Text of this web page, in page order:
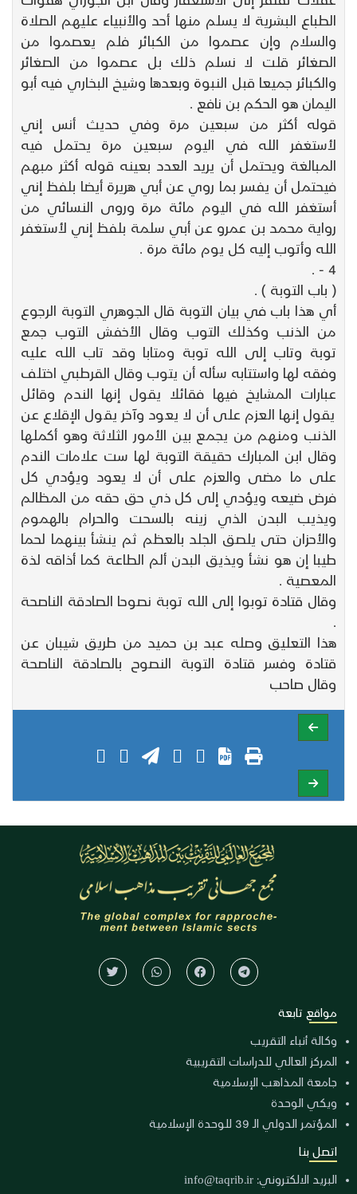
الطباع البشرية لا يسلم منها أحد والأنبياء عليهم الصلاة
والسلام وإن عصموا من الكبائر فلم يعصموا من
الصغائر قلت لا نسلم ذلك بل عصموا من الصغائر
والكبائر جميعا قبل النبوة وبعدها وشيخ البخاري فيه أبو
اليمان هو الحكم بن نافع .
قوله أكثر من سبعين مرة وفي حديث أنس إني
لأستغفر الله في اليوم سبعين مرة يحتمل فيه
المبالغة ويحتمل أن يريد العدد بعينه قوله أكثر مبهم
فيحتمل أن يفسر بما روي عن أبي هريرة أيضا بلفظ إني
أستغفر الله في اليوم مائة مرة وروى النسائي من
رواية محمد بن عمرو عن أبي سلمة بلفظ إني لأستغفر
الله وأتوب إليه كل يوم مائة مرة .
4 - .
( باب التوبة ) .
أي هذا باب في بيان التوبة قال الجوهري التوبة الرجوع
من الذنب وكذلك التوب وقال الأخفش التوب جمع
توبة وتاب إلى الله توبة ومتابا وقد تاب الله عليه
وفقه لها واستتابه سأله أن يتوب وقال القرطبي اختلف
عبارات المشايخ فيها فقائلا يقول إنها الندم وقائل
يقول إنها العزم على أن لا يعود وآخر يقول الإقلاع عن
الذنب ومنهم من يجمع بين الأمور الثلاثة وهو أكملها
وقال ابن المبارك حقيقة التوبة لها ست علامات الندم
على ما مضى والعزم على أن لا يعود ويؤدي كل
فرض ضيعه ويؤدي إلى كل ذي حق حقه من المظالم
ويذيب البدن الذي زينه بالسحت والحرام بالهموم
والأحزان حتى يلصق الجلد بالعظم ثم ينشأ بينهما لحما
طيبا إن هو نشأ ويذيق البدن ألم الطاعة كما أذاقه لذة
المعصية .
وقال قتادة توبوا إلى الله توبة نصوحا الصادقة الناصحة
هذا التعليق وصله عبد بن حميد من طريق شيبان عن
قتادة وفسر قتادة التوبة النصوح بالصادقة الناصحة
وقال صاحب
مواقع تابعة
وكالة أنباء التقريب
المركز العالي للدراسات التقريبية
جامعة المذاهب الإسلامية
ويكي الوحدة
المؤتمر الدولي الـ 39 للوحدة الإسلامية
اتصل بنا
البريد الالكتروني: info@taqrib.ir